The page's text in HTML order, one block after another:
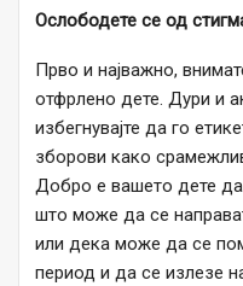
Ослободете се од
Прво и најважно,
отфрлено дете. Дури и
избегнувајте да го
зборови како
Добро е вашето дете
што може да се
или дека може да се
период и да се излезе